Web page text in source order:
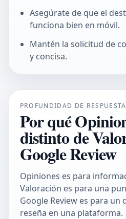
Asegúrate de que el
funciona bien en móvil.
Mantén la solicitud de
y concisa.
PROFUNDIDAD DE RESPUESTA
Por qué
distinto de
Google Review
Opiniones es para
Valoración es para una
Google Review es para un
reseña en una plataforma.